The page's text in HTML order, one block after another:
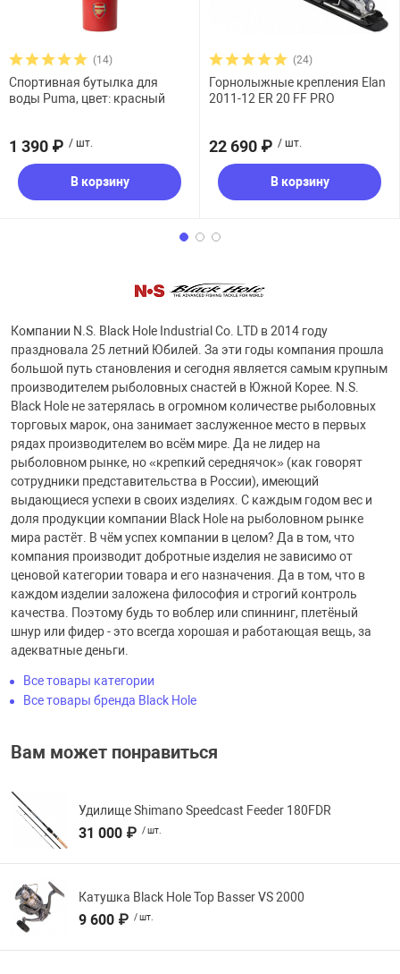
(14)
Спортивная бутылка для
воды Puma, цвет: красный
1 390 ₽ / шт.
В корзину
(24)
Горнолыжные крепления Elan
2011-12 ER 20 FF PRO
22 690 ₽ / шт.
В корзину
Компании N.S. Black Hole Industrial Co. LTD в 2014 году
праздновала 25 летний Юбилей. За эти годы компания прошла
большой путь становления и сегодня является самым крупным
производителем рыболовных снастей в Южной Корее. N.S.
Black Hole не затерялась в огромном количестве рыболовных
торговых марок, она занимает заслуженное место в первых
рядах производителем во всём мире. Да не лидер на
рыболовном рынке, но «крепкий середнячок» (как говорят
сотрудники представительства в России), имеющий
выдающиеся успехи в своих изделиях. С каждым годом вес и
доля продукции компании Black Hole на рыболовном рынке
мира растёт. В чём успех компании в целом? Да в том, что
компания производит добротные изделия не зависимо от
ценовой категории товара и его назначения. Да в том, что в
каждом изделии заложена философия и строгий контроль
качества. Поэтому будь то воблер или спиннинг, плетёный
шнур или фидер - это всегда хорошая и работающая вещь, за
адекватные деньги.
Все товары категории
Все товары бренда Black Hole
Вам может понравиться
Удилище Shimano Speedcast Feeder 180FDR
31 000 ₽ / шт.
Катушка Black Hole Top Basser VS 2000
9 600 ₽ / шт.